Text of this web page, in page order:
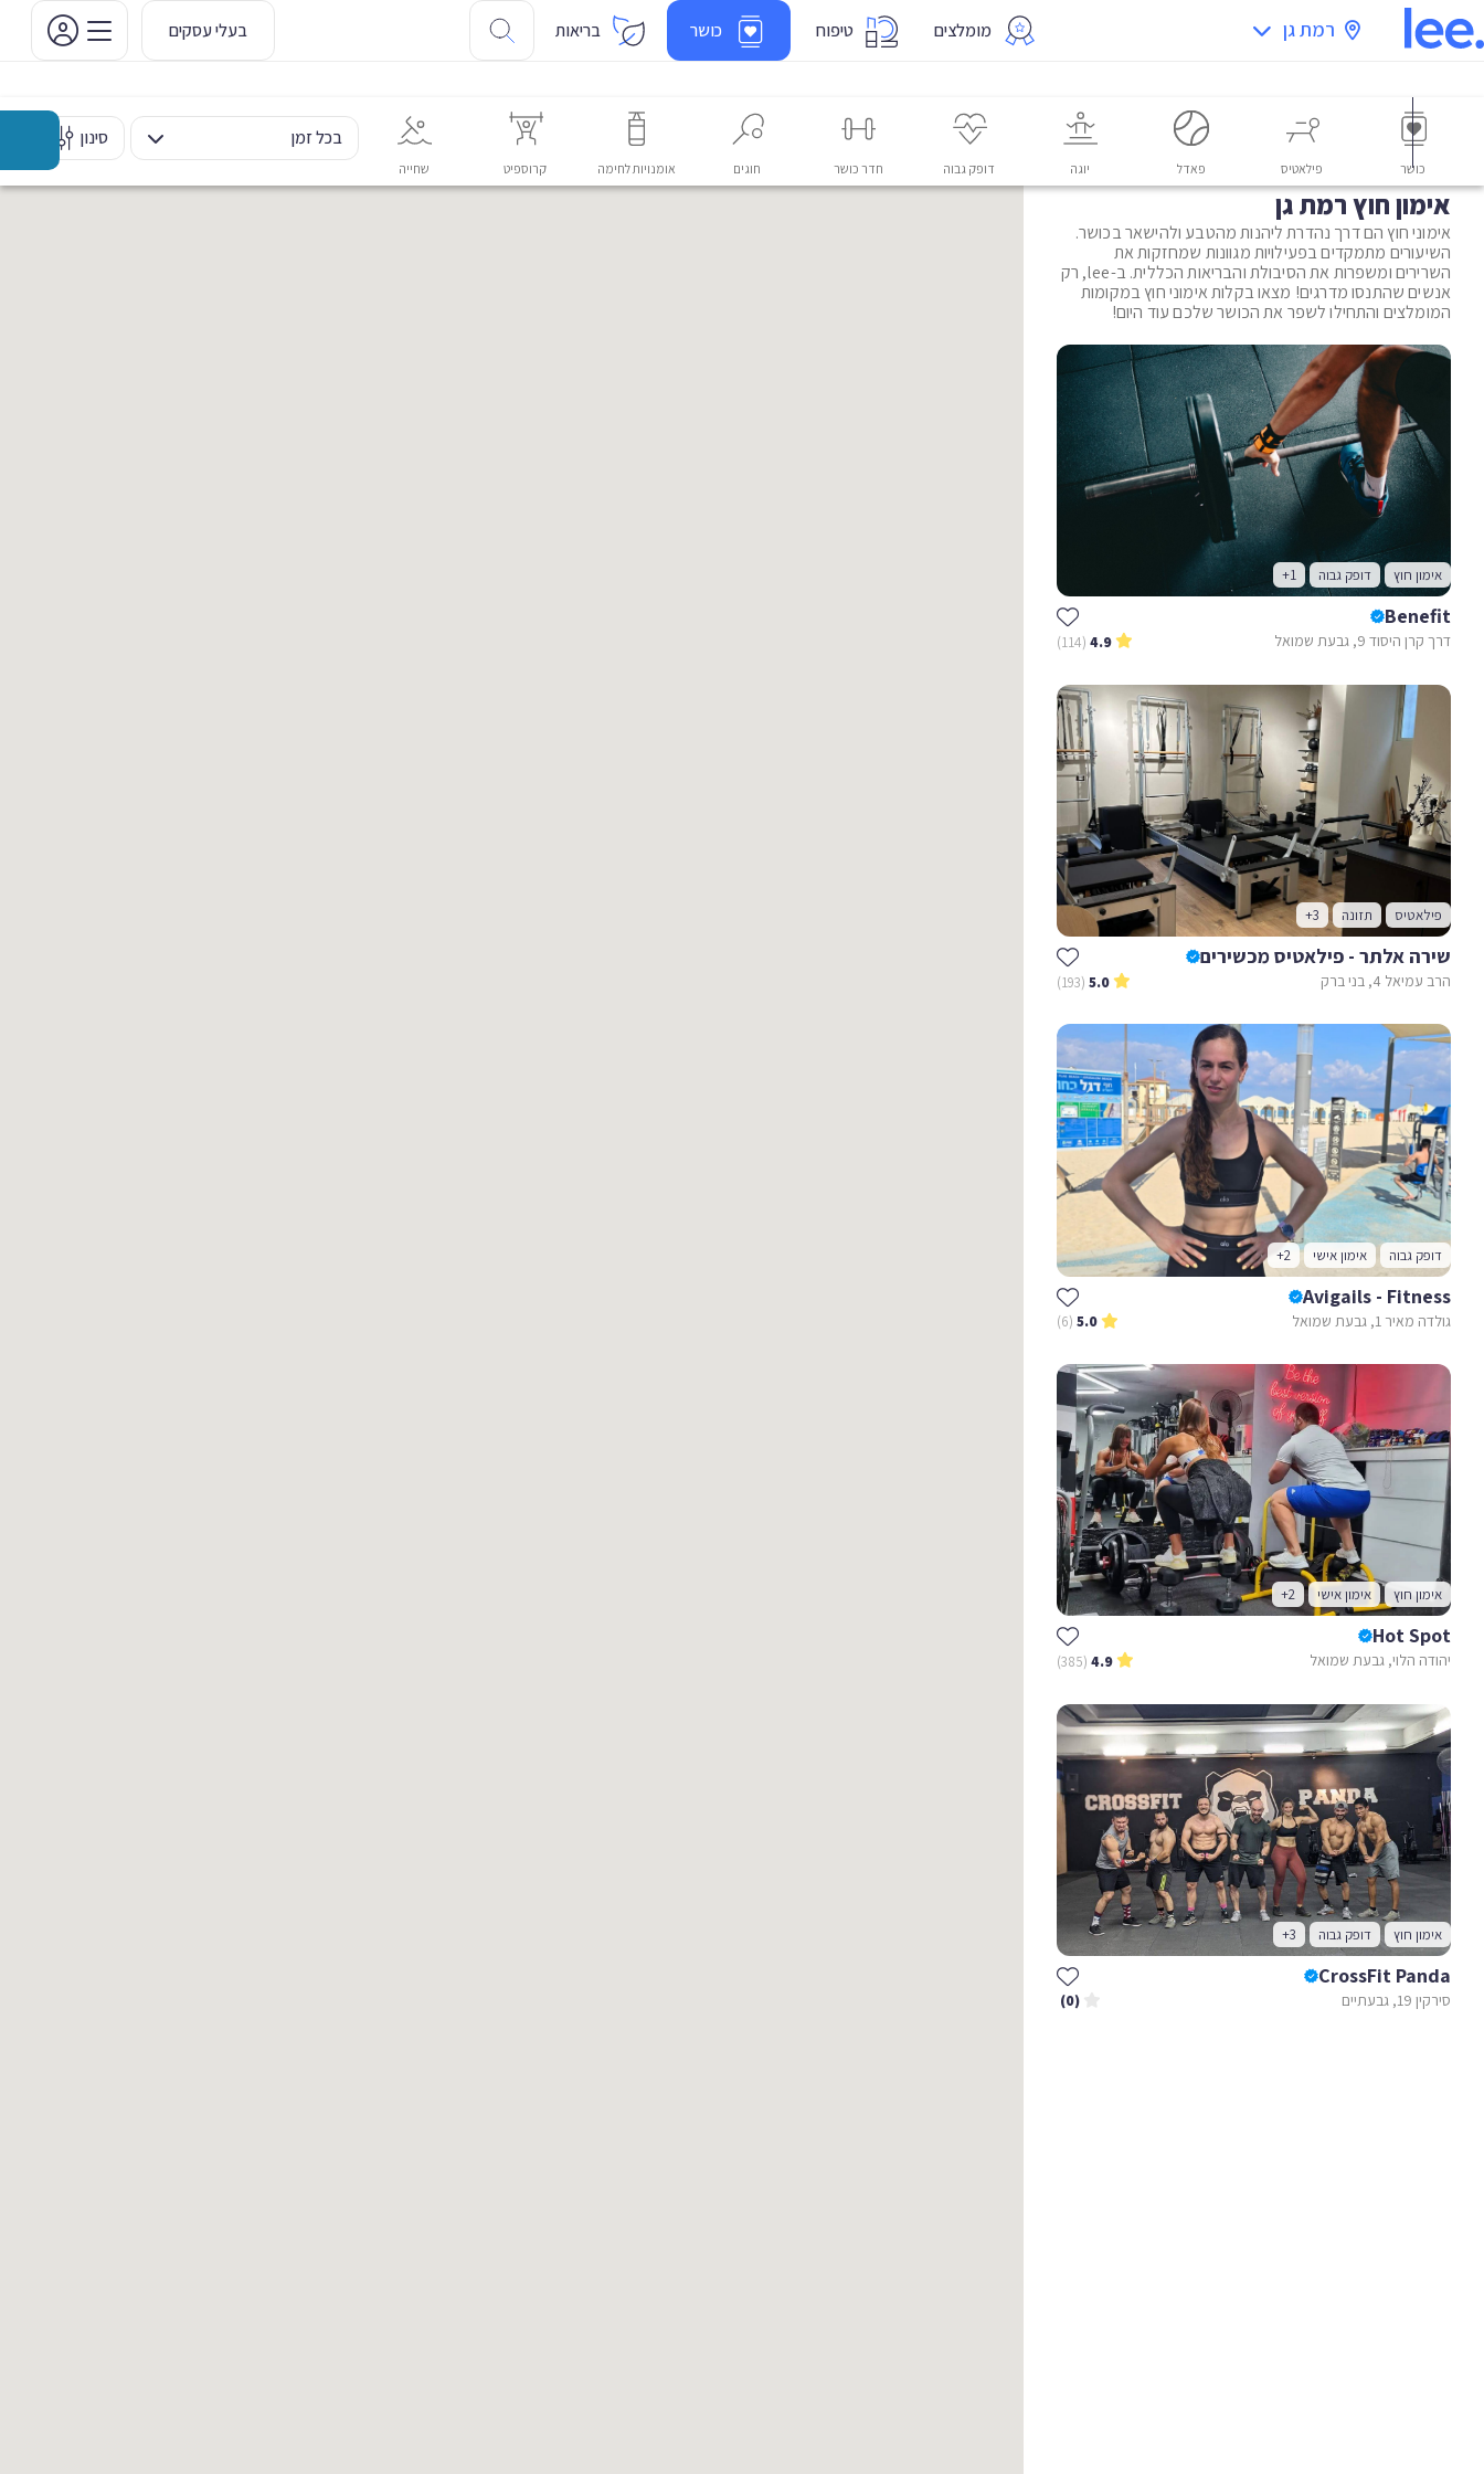
רמת גן מומלצים טיפוח כושר בריאות בעלי עסקים
כושר פילאטיס פאדל יוגה דופק גבוה חדר כושר חוגים אומנויות לחימה קרוספיט שחייה
בכל זמן סינון
אימון חוץ רמת גן
אימוני חוץ הם דרך נהדרת ליהנות מהטבע ולהישאר בכושר.
השיעורים מתמקדים בפעילויות מגוונות שמחזקות את
השרירים ומשפרות את הסיבולת והבריאות הכללית. ב-lee, רק
אנשים שהתנסו מדרגים! מצאו בקלות אימוני חוץ במקומות
המומלצים והתחילו לשפר את הכושר שלכם עוד היום!
אימון חוץ דופק גבוה +1
Benefit
דרך קרן היסוד 9, גבעת שמואל 4.9
(114)
פילאטיס תזונה +3
שירה אלתר - פילאטיס מכשירים
הרב עמיאל 4, בני ברק 5.0
(193)
דופק גבוה אימון אישי +2
Avigails - Fitness
גולדה מאיר 1, גבעת שמואל 5.0
(6)
אימון חוץ אימון אישי +2
Hot Spot
יהודה הלוי, גבעת שמואל 4.9
(385)
אימון חוץ דופק גבוה +3
CrossFit Panda
סירקין 19, גבעתיים (0)